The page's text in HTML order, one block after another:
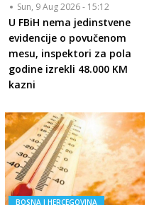
Sun, 9 Aug 2026 - 15:12
U FBiH nema jedinstvene
evidencije o povučenom
mesu, inspektori za pola
godine izrekli 48.000 KM
kazni
BOSNA I HERCEGOVINA